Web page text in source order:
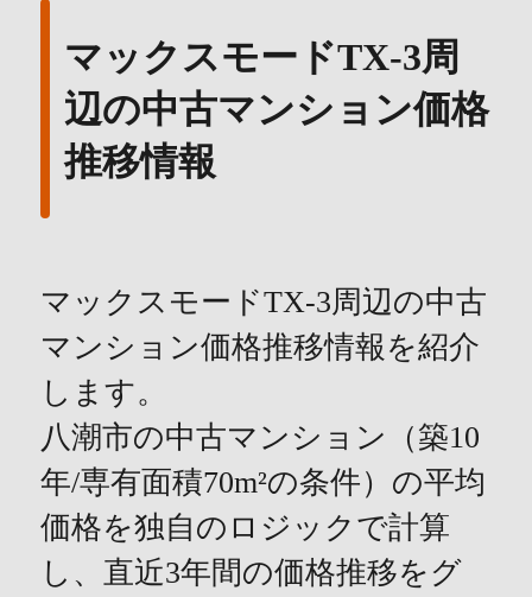
マックスモードTX-3周
辺の中古マンション価格
推移情報
マックスモードTX-3周辺の中古
マンション価格推移情報を紹介
します。
八潮市の中古マンション（築10
年/専有面積70m²の条件）の平均
価格を独自のロジックで計算
し、直近3年間の価格推移をグ